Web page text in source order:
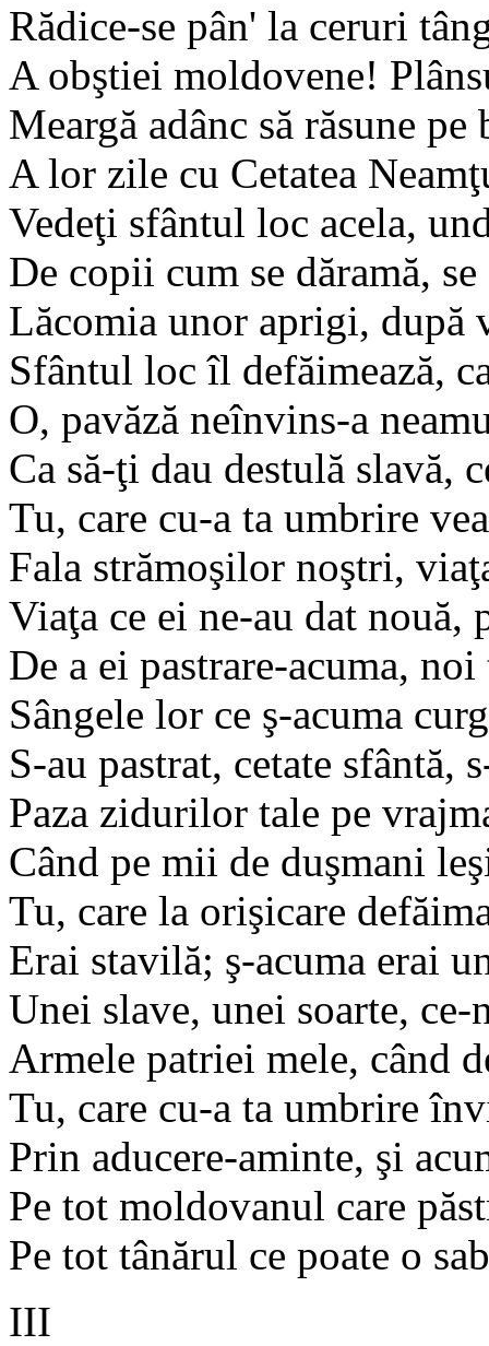
Rădice-se pân' la ceruri
A obştiei moldovene!
Meargă adânc să răsune pe
A lor zile cu Cetatea
Vedeţi sfântul loc acela,
De copii cum se dăramă,
Lăcomia unor aprigi, după
Sfântul loc îl defăimează,
O, pavăză neînvins-a
Ca să-ţi dau destulă slavă,
Tu, care cu-a ta umbrire
Fala strămoşilor noştri,
Viaţa ce ei ne-au dat nouă,
De a ei pastrare-acuma,
Sângele lor ce ş-acuma
S-au pastrat, cetate sfântă,
Paza zidurilor tale pe
Când pe mii de duşmani
Tu, care la orişicare
Erai stavilă; ş-acuma erai
Unei slave, unei soarte,
Armele patriei mele, când
Tu, care cu-a ta umbrire
Prin aducere-aminte, şi
Pe tot moldovanul care
Pe tot tânărul ce poate o
III